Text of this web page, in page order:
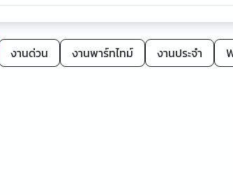
งานด่วน งานพาร์ทไทม์ งานประจำ